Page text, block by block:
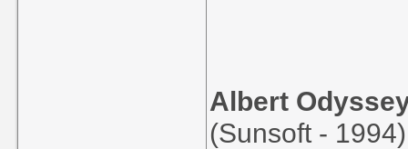
Albert
(Sunsoft - 1994)